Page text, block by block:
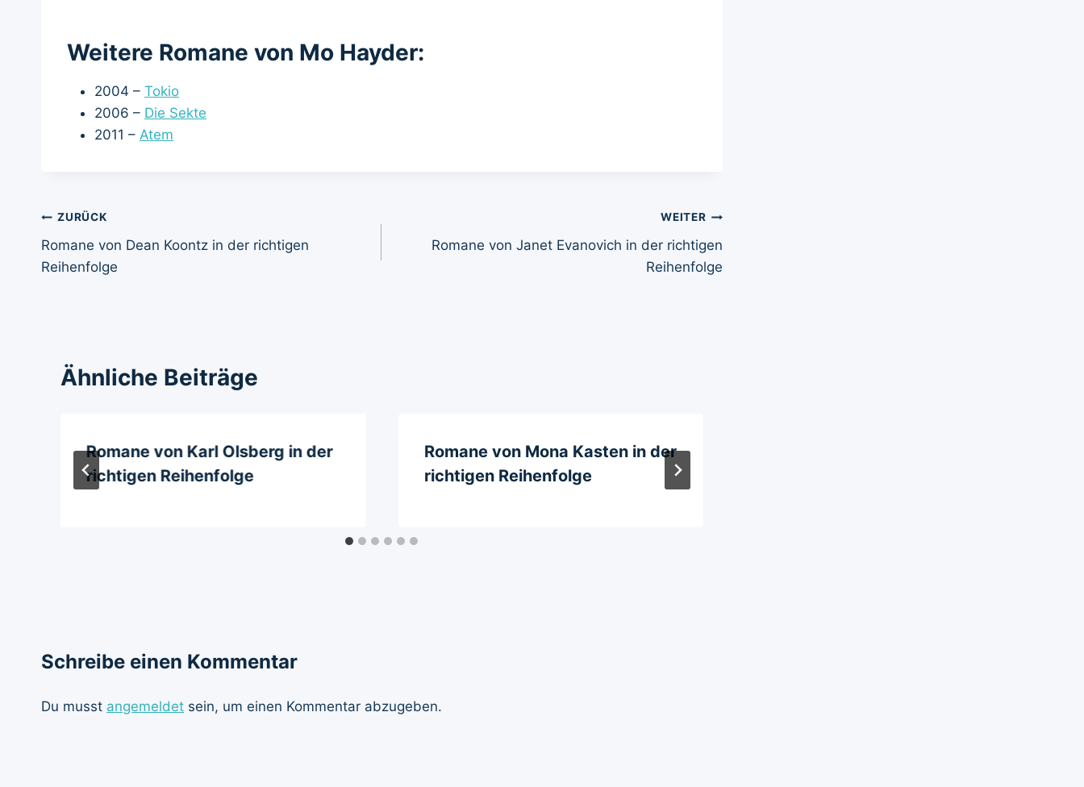
Weitere Romane von Mo Hayder:
2004 – Tokio
2006 – Die Sekte
2011 – Atem
Beitragsnavigation
ZURÜCK
Romane von Dean Koontz in der richtigen
Reihenfolge
WEITER
Romane von Janet Evanovich in der richtigen
Reihenfolge
Ähnliche Beiträge
Romane von Karl Olsberg in der
richtigen Reihenfolge
Romane von Mona Kasten in der
richtigen Reihenfolge
Schreibe einen Kommentar
Du musst angemeldet sein, um einen Kommentar abzugeben.